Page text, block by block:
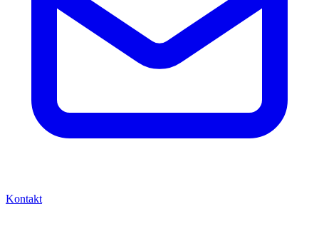
Kontakt